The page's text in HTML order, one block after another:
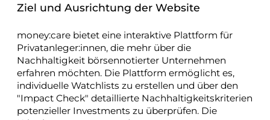
Ziel und Ausrichtung der Website
money:care bietet eine interaktive Plattform für
Privatanleger:innen, die mehr über die
Nachhaltigkeit börsennotierter Unternehmen
erfahren möchten. Die Plattform ermöglicht es,
individuelle Watchlists zu erstellen und über den
"Impact Check" detaillierte Nachhaltigkeitskriterien
potenzieller Investments zu überprüfen. Die